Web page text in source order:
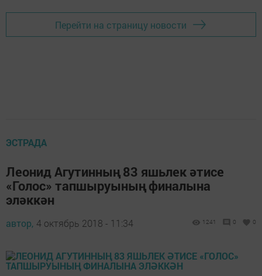
Перейти на страницу новости
ЭСТРАДА
Леонид Агутинның 83 яшьлек әтисе
«Голос» тапшыруының финалына
эләккән
автор, 4 октябрь 2018 - 11:34 1241 0 0